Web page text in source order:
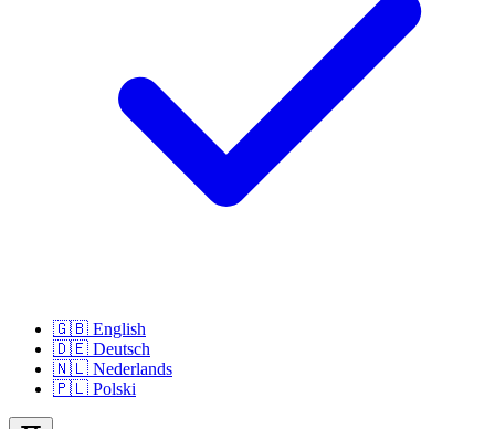
🇬🇧 English
🇩🇪 Deutsch
🇳🇱 Nederlands
🇵🇱 Polski